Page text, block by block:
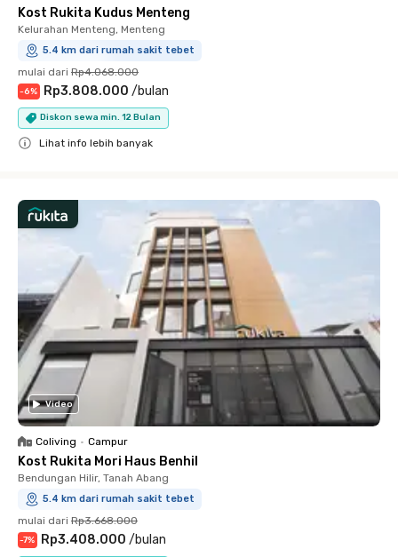
Kost Rukita Kudus Menteng
Kelurahan Menteng, Menteng
5.4 km dari rumah sakit tebet
mulai dari Rp4.068.000
-6% Rp3.808.000 /bulan
Diskon sewa min. 12 Bulan
Lihat info lebih banyak
Video
Coliving • Campur
Kost Rukita Mori Haus Benhil
Bendungan Hilir, Tanah Abang
5.4 km dari rumah sakit tebet
mulai dari Rp3.668.000
-7% Rp3.408.000 /bulan